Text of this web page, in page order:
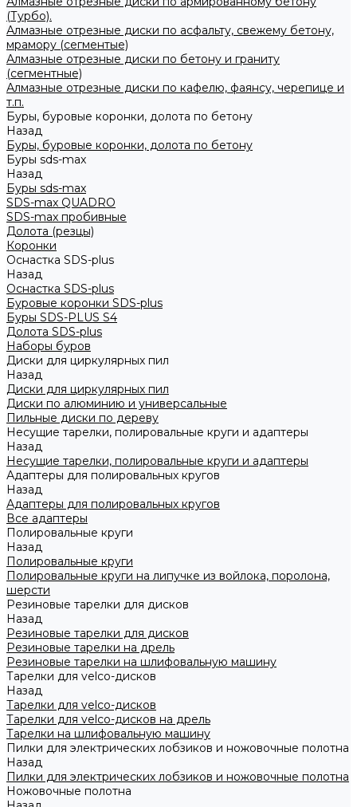
(Турбо).
Алмазные отрезные диски по асфальту, свежему бетону,
мрамору (сегментые)
Алмазные отрезные диски по бетону и граниту
(сегментные)
Алмазные отрезные диски по кафелю, фаянсу, черепице и
т.п.
Буры, буровые коронки, долота по бетону
Назад
Буры, буровые коронки, долота по бетону
Буры sds-max
Назад
Буры sds-max
SDS-max QUADRO
SDS-max пробивные
Долота (резцы)
Коронки
Оснастка SDS-plus
Назад
Оснастка SDS-plus
Буровые коронки SDS-plus
Буры SDS-PLUS S4
Долота SDS-plus
Наборы буров
Диски для циркулярных пил
Назад
Диски для циркулярных пил
Диски по алюминию и универсальные
Пильные диски по дереву
Несущие тарелки, полировальные круги и адаптеры
Назад
Несущие тарелки, полировальные круги и адаптеры
Адаптеры для полировальных кругов
Назад
Адаптеры для полировальных кругов
Все адаптеры
Полировальные круги
Назад
Полировальные круги
Полировальные круги на липучке из войлока, поролона,
шерсти
Резиновые тарелки для дисков
Назад
Резиновые тарелки для дисков
Резиновые тарелки на дрель
Резиновые тарелки на шлифовальную машину
Тарелки для velco-дисков
Назад
Тарелки для velco-дисков
Тарелки для velco-дисков на дрель
Тарелки на шлифовальную машину
Пилки для электрических лобзиков и ножовочные полотна
Назад
Пилки для электрических лобзиков и ножовочные полотна
Ножовочные полотна